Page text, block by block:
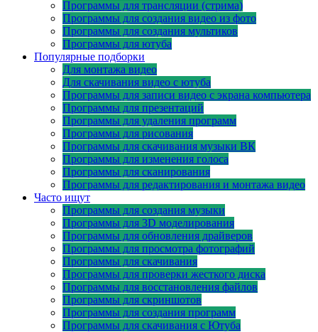
Программы для трансляции (стрима)
Программы для создания видео из фото
Программы для создания мультиков
Программы для ютуба
Популярные подборки
Для монтажа видео
Для скачивания видео с ютуба
Программы для записи видео с экрана компьютера
Программы для презентаций
Программы для удаления программ
Программы для рисования
Программы для скачивания музыки ВК
Программы для изменения голоса
Программы для сканирования
Программы для редактирования и монтажа видео
Часто ищут
Программы для создания музыки
Программы для 3D моделирования
Программы для обновления драйверов
Программы для просмотра фотографий
Программы для скачивания
Программы для проверки жесткого диска
Программы для восстановления файлов
Программы для скриншотов
Программы для создания программ
Программы для скачивания с Ютуба